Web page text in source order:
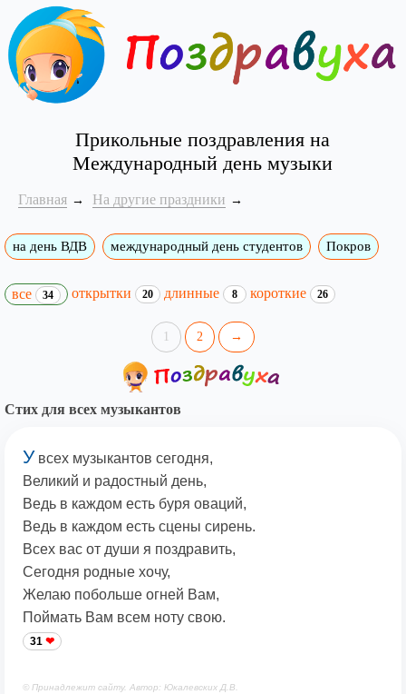
Прикольные поздравления на
Международный день музыки
Главная На другие праздники
на день ВДВ международный день студентов Покров
все 34 открытки 20 длинные 8 короткие 26
1 2 →
Стих для всех музыкантов
У всех музыкантов сегодня,
Великий и радостный день,
Ведь в каждом есть буря оваций,
Ведь в каждом есть сцены сирень.
Всех вас от души я поздравить,
Сегодня родные хочу,
Желаю побольше огней Вам,
Поймать Вам всем ноту свою.
31
© Принадлежит сайту. Автор: Юкалевских Д.В.